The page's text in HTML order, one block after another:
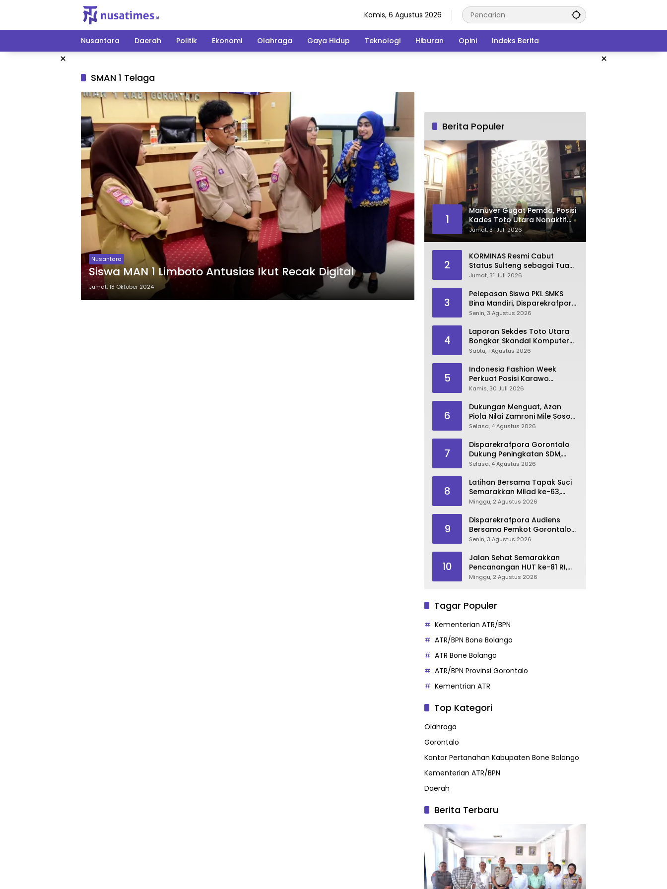
Kamis, 6 Agustus 2026
Nusantara Daerah Politik Ekonomi Olahraga Gaya Hidup Teknologi Hiburan Opini Indeks Berita
× ×
SMAN 1 Telaga
Nusantara
Siswa MAN 1 Limboto Antusias Ikut Recak Digital
Jumat, 18 Oktober 2024
Berita Populer
1
Manuver Gugat Pemda, Posisi
Kades Toto Utara Nonaktif
Dinilai Kian Terpuruk
Jumat, 31 Juli 2026
2
KORMINAS Resmi Cabut
Status Sulteng sebagai Tuan
Rumah FORNAS IX 2027
Jumat, 31 Juli 2026
3
Pelepasan Siswa PKL SMKS
Bina Mandiri, Disparekrafpora
Dorong Lahirnya SDM
Senin, 3 Agustus 2026
4
Laporan Sekdes Toto Utara
Bongkar Skandal Komputer
‘Siluman’ 2025
Sabtu, 1 Agustus 2026
5
Indonesia Fashion Week
Perkuat Posisi Karawo
sebagai Identitas dan
Gorontalo
Kamis, 30 Juli 2026
6
Dukungan Menguat, Azan
Piola Nilai Zamroni Mile Sosok
Tepat Teruskan
Selasa, 4 Agustus 2026
7
Disparekrafpora Gorontalo
Dukung Peningkatan SDM,
Berikan Rekomendasi Studi S3
Selasa, 4 Agustus 2026
8
Latihan Bersama Tapak Suci
Semarakkan Milad ke-63,
Sultan Kalupe Ajak Atlet
Minggu, 2 Agustus 2026
9
Disparekrafpora Audiens
Bersama Pemkot Gorontalo
Bahas Dukungan GKK 2026
Senin, 3 Agustus 2026
10
Jalan Sehat Semarakkan
Pencanangan HUT ke-81 RI,
Danau Perintis Jadi Etalase
Minggu, 2 Agustus 2026
Tagar Populer
Kementerian ATR/BPN
ATR/BPN Bone Bolango
ATR Bone Bolango
ATR/BPN Provinsi Gorontalo
Kementrian ATR
Top Kategori
Olahraga
Gorontalo
Kantor Pertanahan Kabupaten Bone Bolango
Kementerian ATR/BPN
Daerah
Berita Terbaru